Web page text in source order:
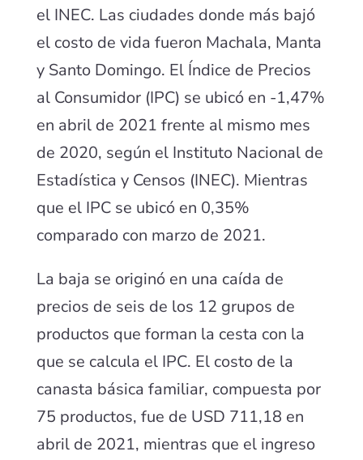
el INEC. Las ciudades donde más bajó
el costo de vida fueron Machala, Manta
y Santo Domingo. El Índice de Precios
al Consumidor (IPC) se ubicó en -1,47%
en abril de 2021 frente al mismo mes
de 2020, según el Instituto Nacional de
Estadística y Censos (INEC). Mientras
que el IPC se ubicó en 0,35%
comparado con marzo de 2021.
La baja se originó en una caída de
precios de seis de los 12 grupos de
productos que forman la cesta con la
que se calcula el IPC. El costo de la
canasta básica familiar, compuesta por
75 productos, fue de USD 711,18 en
abril de 2021, mientras que el ingreso